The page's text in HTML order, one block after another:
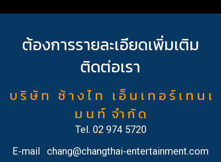
ต้องการรายละเอียดเพิ่มเติม
ติดต่อเรา
บ ริ ษั ท ช้ า ง ไ ท เ อ็ น เ ท อ ร์ เ ท น เ
ม น ท์ จำ กั ด
Tel. 02 974 5720
E-mail
chang@changthai-entertainment.com